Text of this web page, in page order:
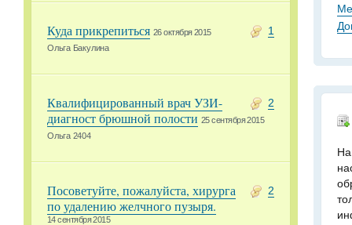
1
Куда прикрепиться 26 октября 2015
Ольга Бакулина
2
Квалифицированный врач УЗИ-
диагност брюшной полости 25 сентября 2015
Ольга 2404
2
Посоветуйте, пожалуйста, хирурга
по удалению желчного пузыря.
14 сентября 2015